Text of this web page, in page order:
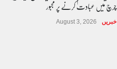
چرچ میں عبادت کرنے پر مجبور
خبریں August 3, 2026